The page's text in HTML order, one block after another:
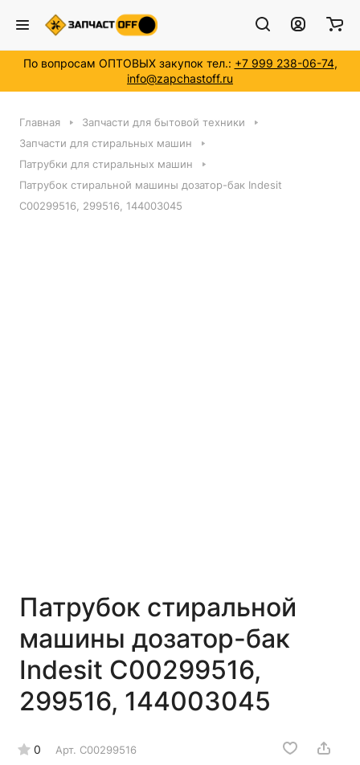
По вопросам ОПТОВЫХ закупок тел.: +7 999 238-06-74,
info@zapchastoff.ru
Главная
Запчасти для бытовой техники
Запчасти для стиральных машин
Патрубки для стиральных машин
Патрубок стиральной машины дозатор-бак Indesit
C00299516, 299516, 144003045
Патрубок стиральной
машины дозатор-бак
Indesit C00299516,
299516, 144003045
0 Арт. C00299516